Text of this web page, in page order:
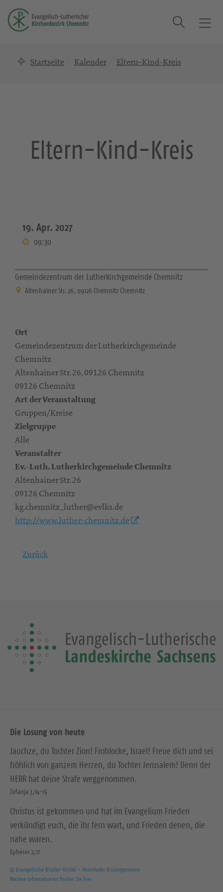
T
Suche
Startseite Kalender Eltern-Kind-Kreis
Eltern-Kind-Kreis
19. Apr. 2027
09:30
Gemeindezentrum der Lutherkirchgemeinde Chemnitz
Altenhainer Str. 26, 09126 Chemnitz Chemnitz
Ort
Gemeindezentrum der Lutherkirchgemeinde
Chemnitz
Altenhainer Str. 26, 09126 Chemnitz
09126 Chemnitz
Art der Veranstaltung
Gruppen/Kreise
Zielgruppe
Alle
Veranstalter
Ev.-Luth. Lutherkirchgemeinde Chemnitz
Altenhainer Str. 26
09126 Chemnitz
kg.chemnitz_luther@evlks.de
http://www.luther-chemnitz.de
Zurück
Die Losung von heute
Jauchze, du Tochter Zion! Frohlocke, Israel! Freue dich und sei
fröhlich von ganzem Herzen, du Tochter Jerusalem! Denn der
HERR hat deine Strafe weggenommen.
Zefanja 3,14-15
Christus ist gekommen und hat im Evangelium Frieden
verkündigt euch, die ihr fern wart, und Frieden denen, die
nahe waren.
Epheser 2,17
© Evangelische Brüder-Unität – Herrnhuter Brüdergemeine
Weitere Informationen finden Sie hier